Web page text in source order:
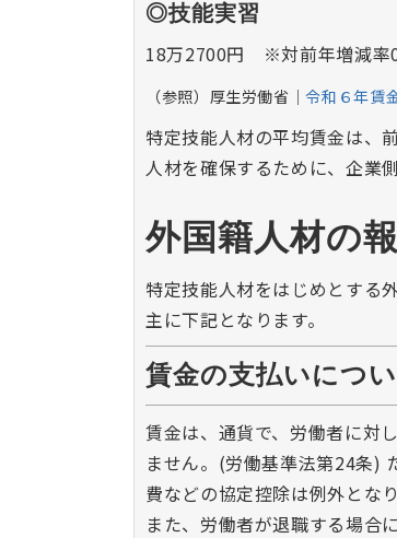
◎技能実習
18万2700円 ※対前年増減率
（参照）厚生労働省│令和６年賃
特定技能人材の平均賃金は、
人材を確保するために、企業
外国籍人材の
特定技能人材をはじめとする
主に下記となります。
賃金の支払いにつ
賃金は、通貨で、労働者に対
ません。(労働基準法第24条)
費などの協定控除は例外となり
また、労働者が退職する場合